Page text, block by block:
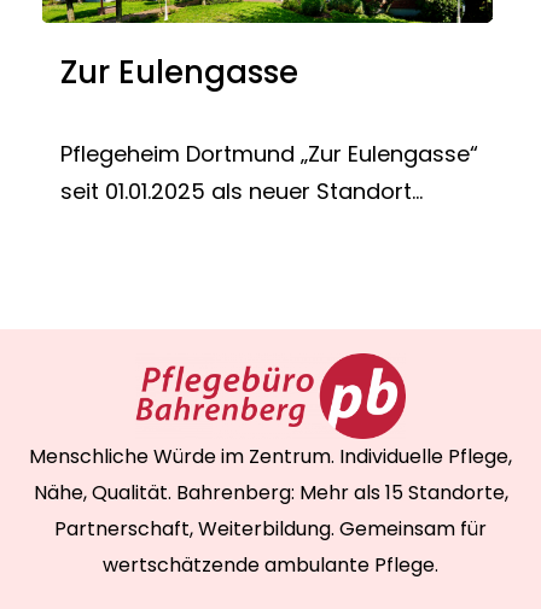
Zur Eulengasse
Pflegeheim Dortmund „Zur Eulengasse“
seit 01.01.2025 als neuer Standort...
Menschliche Würde im Zentrum. Individuelle Pflege,
Nähe, Qualität. Bahrenberg: Mehr als 15 Standorte,
Partnerschaft, Weiterbildung. Gemeinsam für
wertschätzende ambulante Pflege.